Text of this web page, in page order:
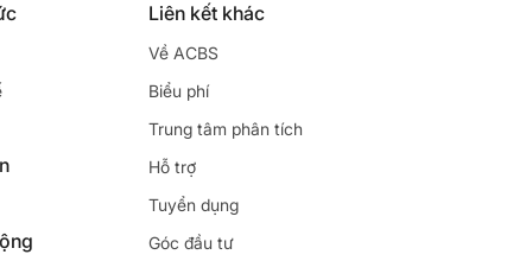
Liên kết khác
Về ACBS
Biểu phí
Trung tâm phân tích
Hỗ trợ
Tuyển dụng
Góc đầu tư